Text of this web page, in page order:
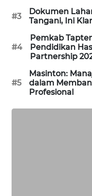
#3
Dokumen
Tangani, Ini
#4
Pemkab
Pendidikan
Partnership
#5
Masinton:
dalam
Profesional
MARITIM
NEWS